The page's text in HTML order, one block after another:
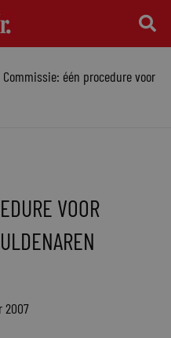
Commissie: één procedure voor
VOOR
2007